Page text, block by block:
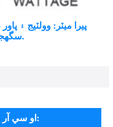
پيرا ميٽر: وولٽيج ۽
سگھجن ٿا.
او سي آر 25 ايل 5: